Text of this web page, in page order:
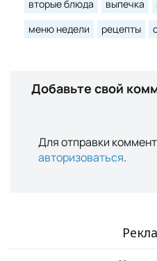
вторые блюда выпечка
меню недели
рецепты
Добавьте свой
Для отправки
авторизоваться.